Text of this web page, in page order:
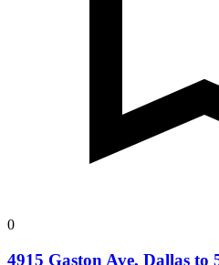
0
4915 Gaston Ave, Dallas to